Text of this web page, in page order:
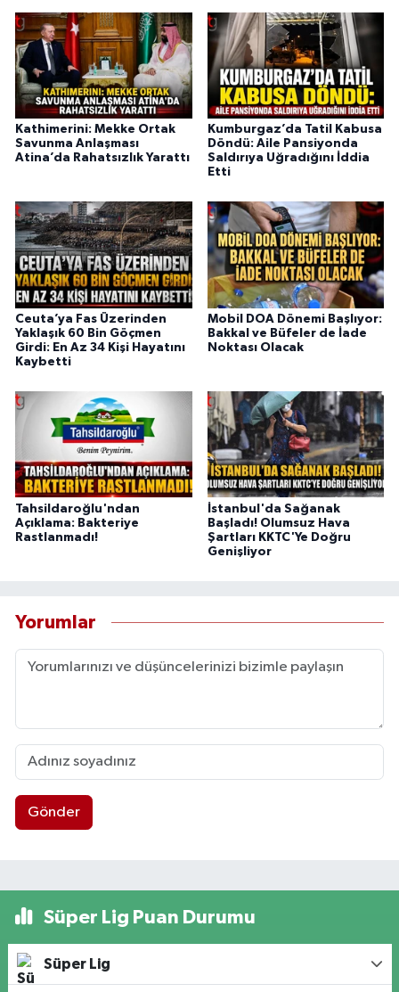
Kathimerini: Mekke Ortak
Savunma Anlaşması
Atina’da Rahatsızlık Yarattı
Kumburgaz’da Tatil Kabusa
Döndü: Aile Pansiyonda
Saldırıya Uğradığını İddia
Etti
Ceuta’ya Fas Üzerinden
Yaklaşık 60 Bin Göçmen
Girdi: En Az 34 Kişi Hayatını
Kaybetti
Mobil DOA Dönemi Başlıyor:
Bakkal ve Büfeler de İade
Noktası Olacak
Tahsildaroğlu'ndan
Açıklama: Bakteriye
Rastlanmadı!
İstanbul'da Sağanak
Başladı! Olumsuz Hava
Şartları KKTC'Ye Doğru
Genişliyor
Yorumlar
Gönder
Süper Lig Puan Durumu
Süper Lig